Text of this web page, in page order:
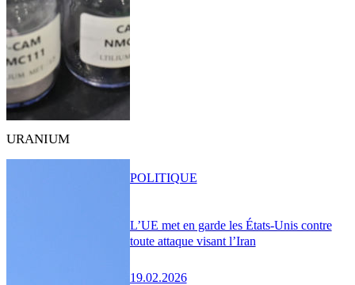
URANIUM
L’UE met en garde les États-Unis contre
toute attaque visant l’Iran
19.02.2026
POLITIQUE